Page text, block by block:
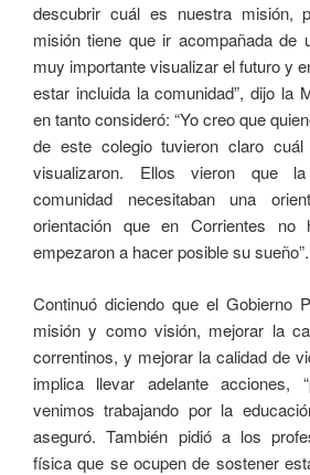
descubrir cuál es nuestra misión,
misión tiene que ir acompañada de
muy importante visualizar el futuro y
estar incluida la comunidad”, dijo la
en tanto consideró: “Yo creo que
de este colegio tuvieron claro
visualizaron. Ellos vieron que
comunidad necesitaban una
orientación que en Corrientes
empezaron a hacer posible su sueño”.
Continuó diciendo que el Gobierno
misión y como visión, mejorar la
correntinos, y mejorar la calidad de
implica llevar adelante
venimos trabajando por la
aseguró. También pidió a los
física que se ocupen de sostener